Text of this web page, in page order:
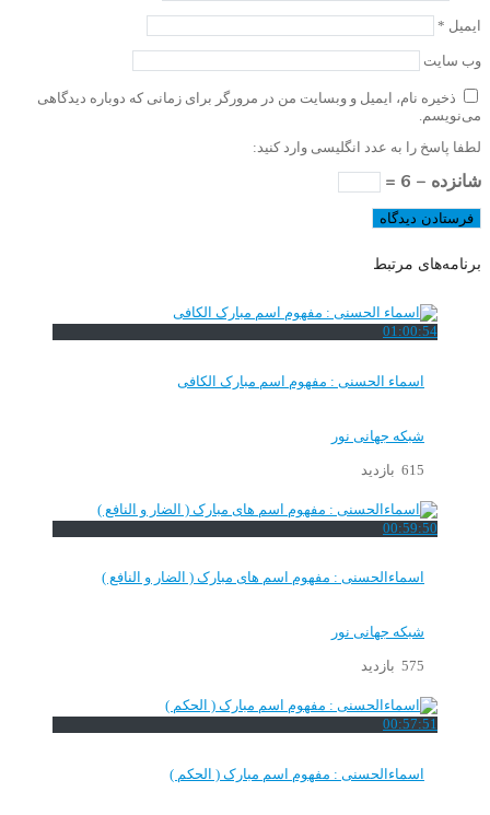
ایمیل *
وب‌ سایت
ذخیره نام، ایمیل و وبسایت من در مرورگر برای زمانی که دوباره دیدگاهی
می‌نویسم.
لطفا پاسخ را به عدد انگلیسی وارد کنید:
شانزده − 6 =
برنامه‌های مرتبط
01:00:54
اسماء الحسنی : مفهوم اسم مبارک الکافی
شبکه جهانی نور
615 بازدید
00:59:50
اسماءالحسنی : مفهوم اسم های مبارک ( الضار و النافع )
شبکه جهانی نور
575 بازدید
00:57:51
اسماءالحسنی : مفهوم اسم مبارک ( الحکم )